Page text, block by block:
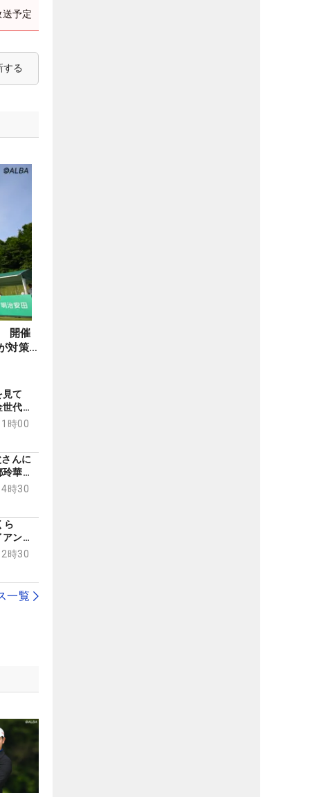
予定
する
開催
対策
て
代・
手選
時00
んに
華は
賞の2
時30
ら
ン型
初時30
一覧